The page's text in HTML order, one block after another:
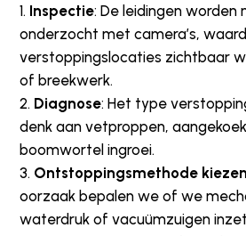
Inspectie: De leidingen worden
onderzocht met camera’s,
verstoppingslocaties zichtbaar
of breekwerk.
Diagnose: Het type
denk aan vetproppen,
boomwortel ingroei.
Ontstoppingsmethode kiezen
oorzaak bepalen we of we
waterdruk of vacuümzuigen